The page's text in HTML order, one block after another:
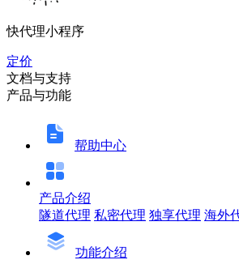
快代理小程序
定价
文档与支持
产品与功能
帮助中心
产品介绍
隧道代理 私密代理 独享代理 海外
功能介绍